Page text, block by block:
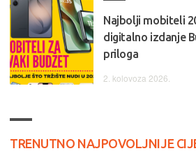
Najbolji mobiteli
digitalno izdanje
priloga
2. kolovoza 2026.
TRENUTNO NAJPOVOLJNIJE